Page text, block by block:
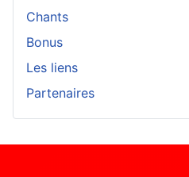
Chants
Bonus
Les liens
Partenaires